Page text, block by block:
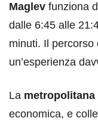
Maglev funziona
dalle 6:45 alle
minuti. Il percorso
un’esperienza
La metropolitana
economica, e